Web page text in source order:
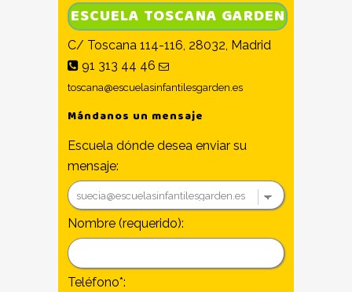
ESCUELA TOSCANA GARDEN
C/ Toscana 114-116, 28032, Madrid
91 313 44 46
toscana@escuelasinfantilesgarden.es
Mándanos un mensaje
Escuela dónde desea enviar su
mensaje:
Nombre (requerido):
Teléfono*: